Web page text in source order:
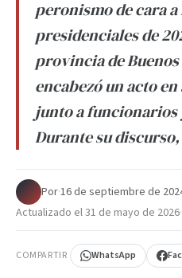
peronismo de cara
presidenciales de
provincia de
encabezó un acto
junto a
Durante su
Por·16 de septiembre de
Actualizado el31 de mayo de 2026·
COMPARTIR WhatsApp